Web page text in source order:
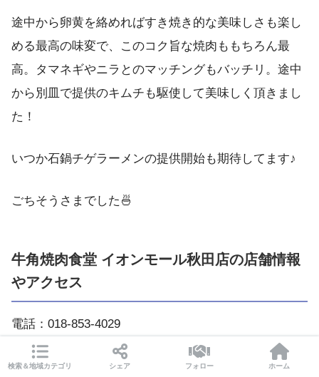
途中から卵黄を絡めればすき焼き的な美味しさも楽し
める最高の味変で、このコク旨な焼肉ももちろん最
高。タマネギやニラとのマッチングもバッチリ。途中
から別皿で提供のキムチも駆使して美味しく頂きまし
た！
いつか石鍋チゲラーメンの提供開始も期待してます♪
ごちそうさまでした🍜
牛角焼肉食堂 イオンモール秋田店の店舗情報
やアクセス
電話：018-853-4029
住所：秋田県秋田市御所野地蔵田1-1-1 イオンモール
秋田店3Fフードコート
検索＆地域カテゴリ シェア フォロー ホーム